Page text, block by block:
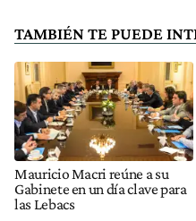
TAMBIÉN TE PUEDE
Mauricio Macri reúne a su
Gabinete en un día clave para
las Lebacs